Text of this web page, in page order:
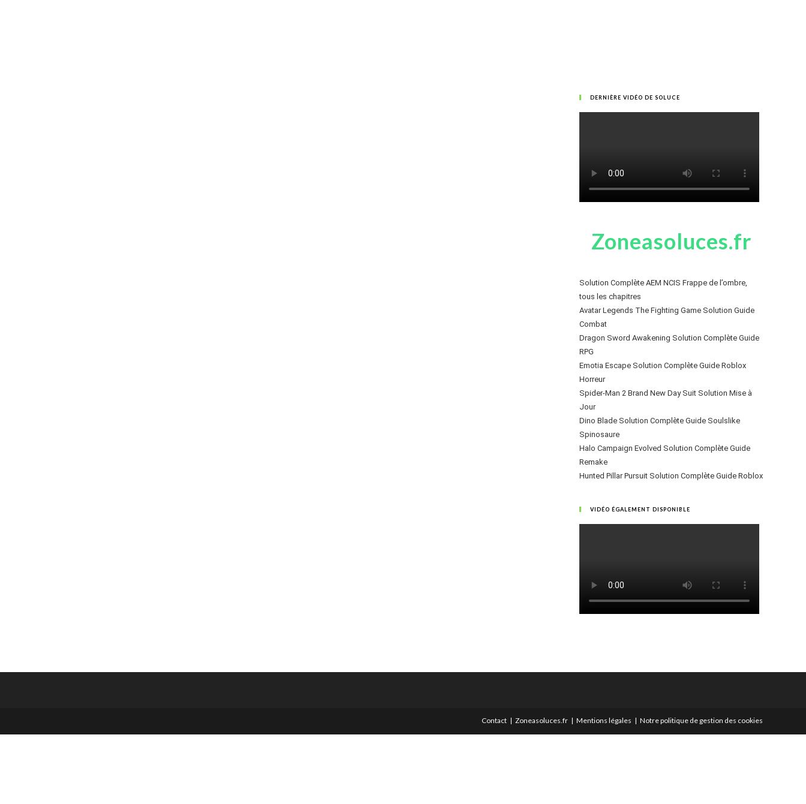
DERNIÈRE VIDÉO DE SOLUCE
Zoneasoluces.fr
Solution Complète AEM NCIS Frappe de l’ombre,
tous les chapitres
Avatar Legends The Fighting Game Solution Guide
Combat
Dragon Sword Awakening Solution Complète Guide
RPG
Emotia Escape Solution Complète Guide Roblox
Horreur
Spider-Man 2 Brand New Day Suit Solution Mise à
Jour
Dino Blade Solution Complète Guide Soulslike
Spinosaure
Halo Campaign Evolved Solution Complète Guide
Remake
Hunted Pillar Pursuit Solution Complète Guide Roblox
VIDÉO ÉGALEMENT DISPONIBLE
Contact Zoneasoluces.fr Mentions légales Notre politique de gestion des cookies